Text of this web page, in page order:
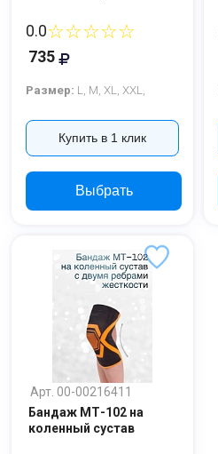
0.0☆☆☆☆☆
735
Размер: L, M, XL, XXL,
Купить в 1 клик
Выбрать
Арт. 00-00216411
Бандаж МТ-102 на
коленный сустав
Ваше имя
Номер телефона
Отправить